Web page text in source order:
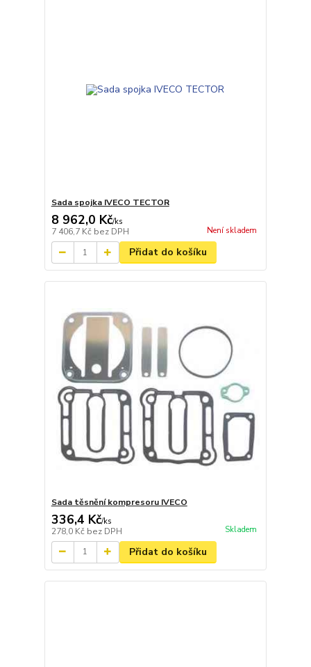
Sada spojka IVECO TECTOR
8 962,0 Kč/ks
7 406,7 Kč bez DPH Není skladem
Přidat do košíku
Sada těsnění kompresoru IVECO
336,4 Kč/ks
278,0 Kč bez DPH Skladem
Přidat do košíku